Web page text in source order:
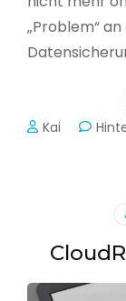
„Problem“
Kai